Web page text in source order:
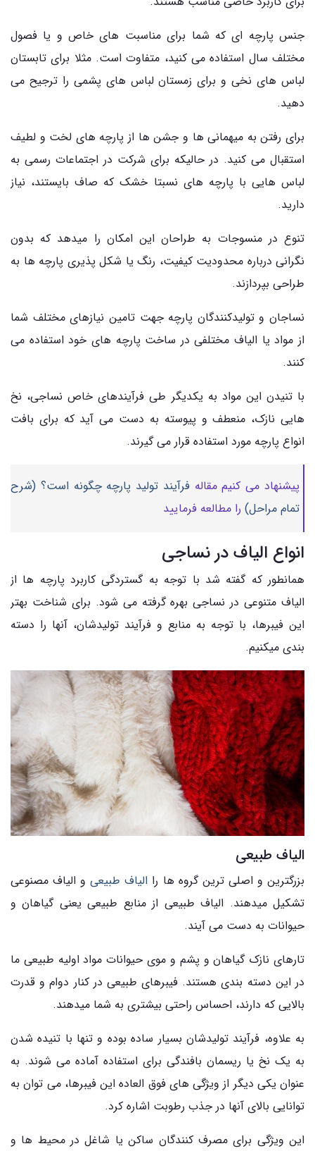
جنس پارچه ای که شما برای مناسبت های خاص و یا فصول
مختلف سال استفاده می کنید، متفاوت است. مثلا برای تابستان
لباس های نخی و برای زمستان لباس های پشمی را ترجیح می
دهید.
برای رفتن به میهمانی ها و جشن ها از پارچه های لخت و لطیف
استقبال می کنید. در حالیکه برای شرکت در اجتماعات رسمی به
لباس هایی با پارچه های نسبتا خشک که صاف بایستند، نیاز
دارید.
تنوع در منسوجات به طراحان این امکان را میدهد که بدون
نگرانی درباره محدودیت کیفیت، رنگ یا شکل پذیری پارچه ها به
طراحی بپردازند.
نساجان و تولیدکنندگان پارچه جهت تامین نیازهای مختلف شما
از مواد یا الیاف مختلفی در ساخت پارچه های خود استفاده می
کنند.
با تنیدن این مواد به یکدیگر طی فرآیندهای خاص نساجی، نخ
هایی نازک، منعطف و پیوسته به دست می آید که برای بافت
انواع پارچه مورد استفاده قرار می گیرند.
پیشنهاد می کنیم مقالهفرآیند تولید پارچه چگونه است؟ (شرح
تمام مراحل) را مطالعه فرمایید
انواع الیاف در نساجی
همانطور که گفته شد با توجه به گستردگی کاربرد پارچه ها از
الیاف متنوعی در نساجی بهره گرفته می شود. برای شناخت بهتر
این فیبرها، با توجه به منابع و فرآیند تولیدشان، آنها را دسته
بندی میکنیم.
الیاف طبیعی
بزرگترین و اصلی ترین گروه ها را الیاف طبیعیو الیاف مصنوعی
تشکیل میدهند. الیاف طبیعی از منابع طبیعی یعنی گیاهان و
حیوانات به دست می آیند.
تارهای نازک گیاهان و پشم و موی حیوانات مواد اولیه طبیعی ما
در این دسته بندی هستند. فیبرهای طبیعی در کنار دوام و قدرت
بالایی که دارند، احساس راحتی بیشتری به شما میدهند.
به علاوه، فرآیند تولیدشان بسیار ساده بوده و تنها با تنیده شدن
به یک نخ یا ریسمان بافندگی برای استفاده آماده می شوند. به
عنوان یکی دیگر از ویژگی های فوق العاده این فیبرها، می توان به
توانایی بالای آنها در جذب رطوبت اشاره کرد.
این ویژگی برای مصرف کنندگان ساکن یا شاغل در محیط ها و